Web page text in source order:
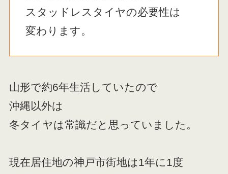
スタッドレスタイヤの必要性は
変わります。
山形で約6年生活していたので
沖縄以外は
冬タイヤは常識だと思っていました。
現在居住地の神戸市街地は1年に1度